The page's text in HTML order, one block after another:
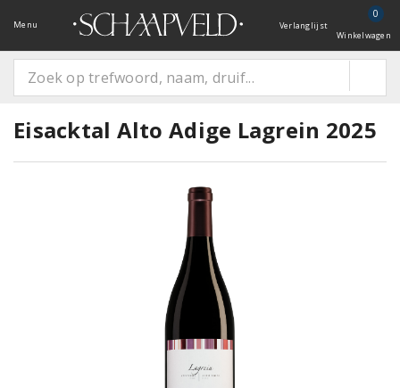
Menu Verlanglijst
0
Winkelwagen
Eisacktal Alto Adige Lagrein 2025